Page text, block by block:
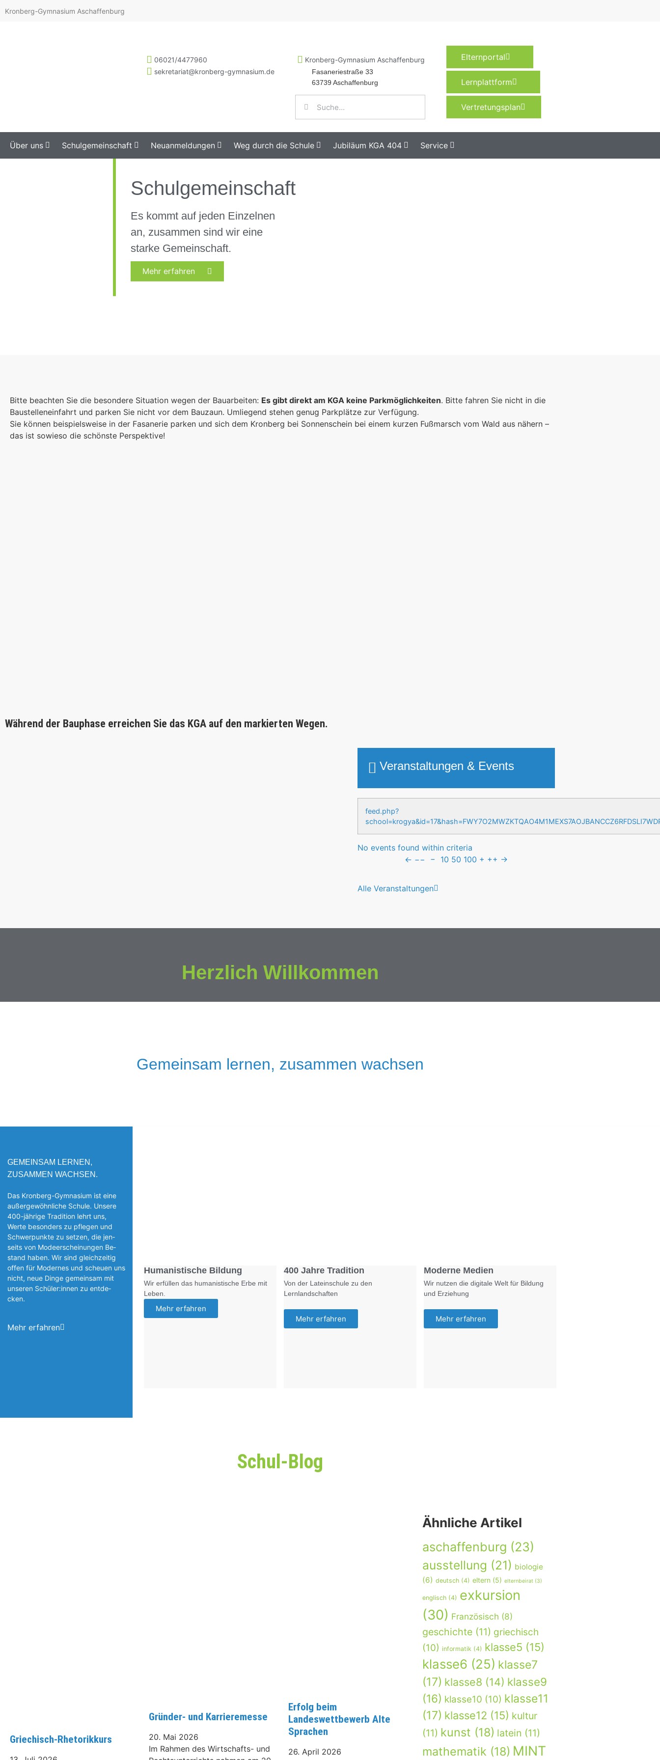
Kronberg-Gymnasium Aschaffenburg
06021/4477960
sekretariat@kronberg-gymnasium.de
Kronberg-Gymnasium Aschaffenburg
Fasaneriestraße 33
63739 Aschaffenburg
Elternportal
Lernplattform
Vertretungsplan
Über uns Schulgemeinschaft Neuanmeldungen Weg durch die Schule Jubiläum KGA 404 Service
Schulgemeinschaft
Es kommt auf jeden Einzelnen
an, zusammen sind wir eine
starke Gemeinschaft.
Mehr erfahren
Bitte beachten Sie die besondere Situation wegen der Bauarbeiten: Es gibt direkt am KGA keine Parkmöglichkeiten. Bitte fahren Sie nicht in die
Baustelleneinfahrt und parken Sie nicht vor dem Bauzaun. Umliegend stehen genug Parkplätze zur Verfügung.
Sie können beispielsweise in der Fasanerie parken und sich dem Kronberg bei Sonnenschein bei einem kurzen Fußmarsch vom Wald aus nähern –
das ist sowieso die schönste Perspektive!
Während der Bauphase erreichen Sie das KGA auf den markierten Wegen.
Veranstaltungen & Events
feed.php?
No events found within criteria
← −− − 10 50 100 + ++ →
Alle Veranstaltungen
Herzlich Willkommen
Gemeinsam lernen, zusammen wachsen
GEMEINSAM LERNEN,
ZUSAMMEN WACHSEN.
Das Kronberg-Gymnasium ist eine
außergewöhnliche Schule. Unsere
400-jährige Tradition lehrt uns,
Werte besonders zu pflegen und
Schwerpunkte zu setzen, die jen­
seits von Modeerscheinungen Be­
stand haben. Wir sind gleichzeitig
offen für Modernes und scheuen uns
nicht, neue Dinge gemeinsam mit
unseren Schüler:innen zu entde­
cken.
Mehr erfahren
Humanistische Bildung
Wir erfüllen das humanistische Erbe mit
Leben.
Mehr erfahren
400 Jahre Tradition
Von der Lateinschule zu den
Lernlandschaften
Mehr erfahren
Moderne Medien
Wir nutzen die digitale Welt für Bildung
und Erziehung
Mehr erfahren
Schul-Blog
Griechisch-Rhetorikkurs
Gründer- und Karrieremesse
20. Mai 2026
Im Rahmen des Wirtschafts- und
Erfolg beim
Landeswettbewerb Alte
Sprachen
26. April 2026
Ähnliche Artikel
aschaffenburg (23)
ausstellung (21) biologie
(6) deutsch (4) eltern (5) elternbeirat (3)
englisch (4) exkursion
(30) Französisch (8)
geschichte (11) griechisch
(10) informatik (4) klasse5 (15)
klasse6 (25) klasse7
(17) klasse8 (14) klasse9
(16) klasse10 (10) klasse11
(17) klasse12 (15) kultur
(11) kunst (18) latein (11)
mathematik (18) MINT